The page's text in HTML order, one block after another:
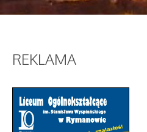
REKLAMA